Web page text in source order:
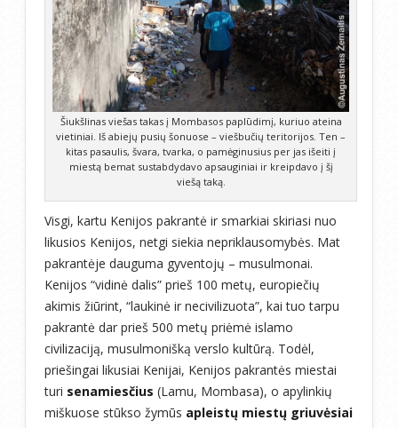
Šiukšlinas viešas takas į Mombasos paplūdimį, kuriuo ateina
vietiniai. Iš abiejų pusių šonuose – viešbučių teritorijos. Ten –
kitas pasaulis, švara, tvarka, o pamėginusius per jas išeiti į
miestą bemat sustabdydavo apsauginiai ir kreipdavo į šį
viešą taką.
Visgi, kartu Kenijos pakrantė ir smarkiai skiriasi nuo
likusios Kenijos, netgi siekia nepriklausomybės. Mat
pakrantėje dauguma gyventojų – musulmonai.
Kenijos “vidinė dalis” prieš 100 metų, europiečių
akimis žiūrint, “laukinė ir necivilizuota”, kai tuo tarpu
pakrantė dar prieš 500 metų priėmė islamo
civilizaciją, musulmonišką verslo kultūrą. Todėl,
priešingai likusiai Kenijai, Kenijos pakrantės miestai
turi senamiesčius (Lamu, Mombasa), o apylinkių
miškuose stūkso žymūs apleistų miestų griuvėsiai